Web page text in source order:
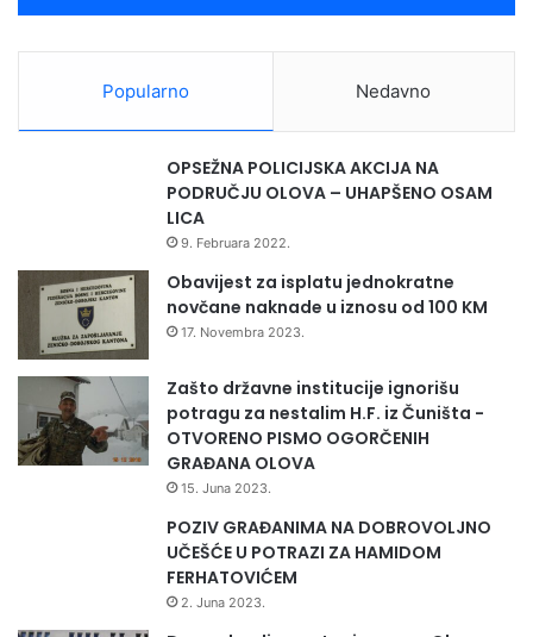
Popularno Nedavno
OPSEŽNA POLICIJSKA AKCIJA NA
PODRUČJU OLOVA – UHAPŠENO OSAM
LICA
9. Februara 2022.
Obavijest za isplatu jednokratne
novčane naknade u iznosu od 100 KM
17. Novembra 2023.
Zašto državne institucije ignorišu
potragu za nestalim H.F. iz Čuništa -
OTVORENO PISMO OGORČENIH
GRAĐANA OLOVA
15. Juna 2023.
POZIV GRAĐANIMA NA DOBROVOLJNO
UČEŠĆE U POTRAZI ZA HAMIDOM
FERHATOVIĆEM
2. Juna 2023.